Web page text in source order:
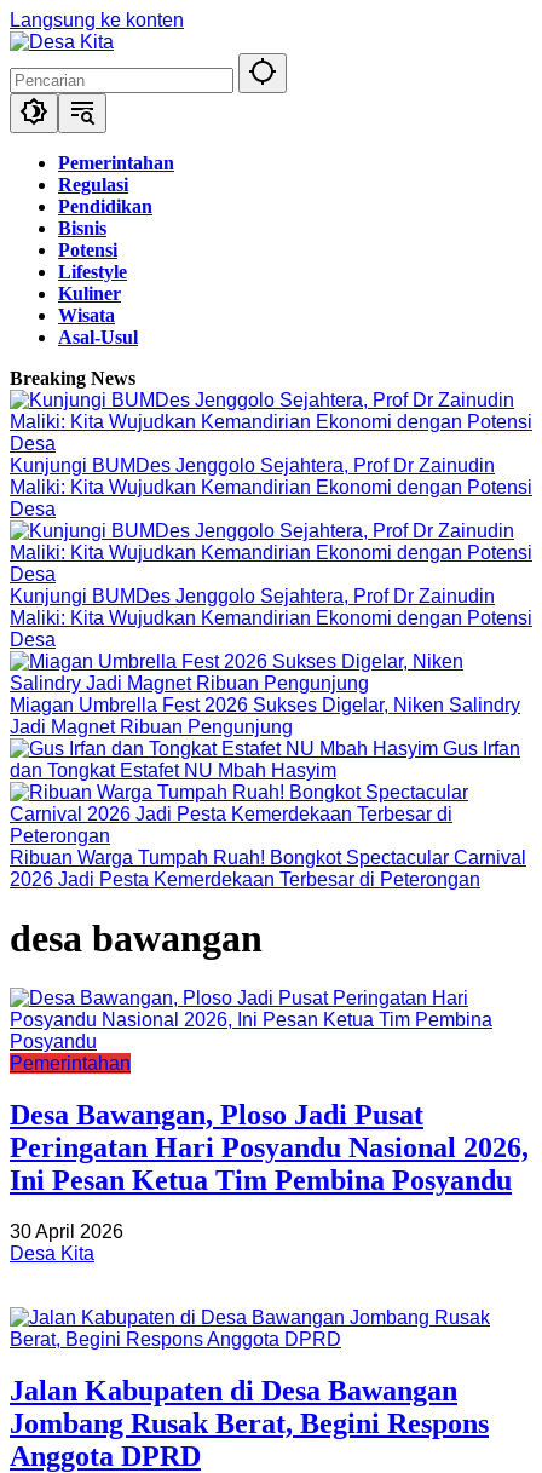
Langsung ke konten
Pemerintahan
Regulasi
Pendidikan
Bisnis
Potensi
Lifestyle
Kuliner
Wisata
Asal-Usul
Breaking News
Kunjungi BUMDes Jenggolo Sejahtera, Prof Dr Zainudin
Maliki: Kita Wujudkan Kemandirian Ekonomi dengan Potensi
Desa
Kunjungi BUMDes Jenggolo Sejahtera, Prof Dr Zainudin
Maliki: Kita Wujudkan Kemandirian Ekonomi dengan Potensi
Desa
Miagan Umbrella Fest 2026 Sukses Digelar, Niken Salindry
Jadi Magnet Ribuan Pengunjung
Gus Irfan
dan Tongkat Estafet NU Mbah Hasyim
Ribuan Warga Tumpah Ruah! Bongkot Spectacular Carnival
2026 Jadi Pesta Kemerdekaan Terbesar di Peterongan
desa bawangan
Pemerintahan
Desa Bawangan, Ploso Jadi Pusat
Peringatan Hari Posyandu Nasional 2026,
Ini Pesan Ketua Tim Pembina Posyandu
30 April 2026
Desa Kita
Jalan Kabupaten di Desa Bawangan
Jombang Rusak Berat, Begini Respons
Anggota DPRD